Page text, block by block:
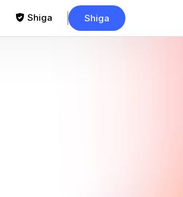
Shiga Shiga